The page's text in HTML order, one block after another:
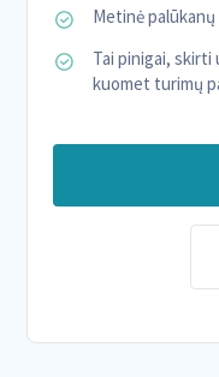
Metinė palūkanų
Tai pinigai,
kuomet turimų